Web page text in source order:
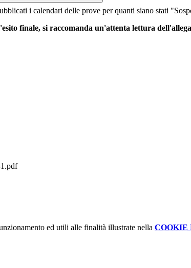
i calendari delle prove per quanti siano stati
finale, si raccomanda un'attenta lettura
ed utili alle finalità illustrate nella COOKIE